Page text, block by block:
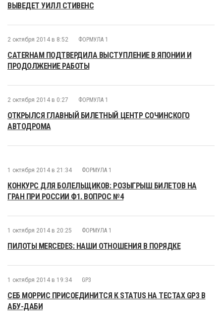
ВЫВЕДЕТ УИЛЛ СТИВЕНС
2 октября 2014 в 8:52 ФОРМУЛА 1
CATERHAM ПОДТВЕРДИЛА ВЫСТУПЛЕНИЕ В ЯПОНИИ И
ПРОДОЛЖЕНИЕ РАБОТЫ
2 октября 2014 в 0:27 ФОРМУЛА 1
ОТКРЫЛСЯ ГЛАВНЫЙ БИЛЕТНЫЙ ЦЕНТР СОЧИНСКОГО
АВТОДРОМА
1 октября 2014 в 21:34 ФОРМУЛА 1
КОНКУРС ДЛЯ БОЛЕЛЬЩИКОВ: РОЗЫГРЫШ БИЛЕТОВ НА
ГРАН ПРИ РОССИИ Ф1. ВОПРОС №4
1 октября 2014 в 20:25 ФОРМУЛА 1
ПИЛОТЫ MERCEDES: НАШИ ОТНОШЕНИЯ В ПОРЯДКЕ
1 октября 2014 в 19:34 GP3
СЕБ МОРРИС ПРИСОЕДИНИТСЯ К STATUS НА ТЕСТАХ GP3 В
АБУ-ДАБИ